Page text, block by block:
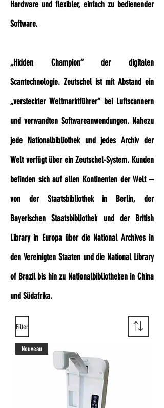
Hardware und flexibler, einfach zu bedienender
Software.
„Hidden Champion“ der digitalen
Scantechnologie. Zeutschel ist mit Abstand ein
„versteckter Weltmarktführer“ bei Luftscannern
und verwandten Softwareanwendungen. Nahezu
jede Nationalbibliothek und jedes Archiv der
Welt verfügt über ein Zeutschel-System. Kunden
befinden sich auf allen Kontinenten der Welt –
von der Staatsbibliothek in Berlin, der
Bayerischen Staatsbibliothek und der British
Library in Europa über die National Archives in
den Vereinigten Staaten und die National Library
of Brazil bis hin zu Nationalbibliotheken in China
und Südafrika.
Filter
Nouveau